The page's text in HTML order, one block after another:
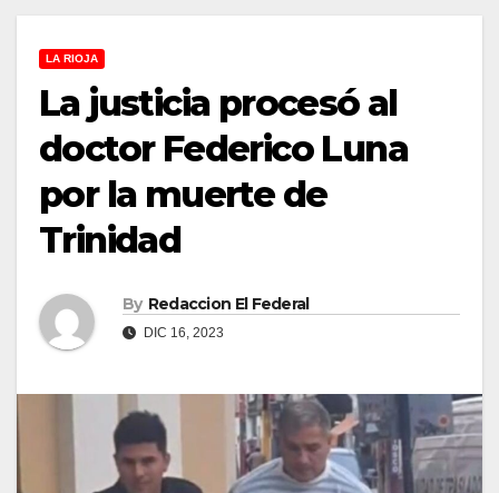
LA RIOJA
La justicia procesó al
doctor Federico Luna
por la muerte de
Trinidad
By Redaccion El Federal
DIC 16, 2023